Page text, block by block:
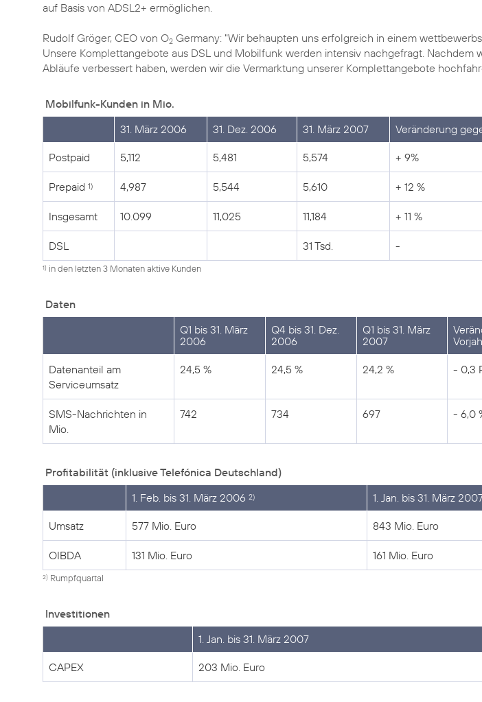
auf Basis von ADSL2+ ermöglichen.
Rudolf Gröger, CEO von O2 Germany: "Wir behaupten uns erfolgreich in einem
Unsere Komplettangebote aus DSL und Mobilfunk werden intensiv nachgefragt. Nachdem
Abläufe verbessert haben, werden wir die Vermarktung unserer Komplettangebote
Mobilfunk-Kunden in Mio.
31. März 2006
31. Dez. 2006 31. März 2007 Veränderung
Postpaid 5,112 5,481 5,574 + 9%
Prepaid 1) 4,987 5,544 5,610 + 12 %
Insgesamt 10.099 11,025 11,184 + 11 %
DSL 31 Tsd. -
1) in den letzten 3 Monaten aktive Kunden
Daten
Q1 bis 31. März
2006
Q4 bis 31. Dez.
2006
Q1 bis 31. März
2007
Datenanteil am
Serviceumsatz
24,5 % 24,5 % 24,2 % - 0,3
SMS-Nachrichten in
Mio.
742 734 697 - 6,0
Profitabilität (inklusive Telefónica Deutschland)
1. Feb. bis 31. März 2006 2) 1. Jan. bis 31. März
Umsatz 577 Mio. Euro 843 Mio. Euro
OIBDA 131 Mio. Euro 161 Mio. Euro
2) Rumpfquartal
Investitionen
1. Jan. bis 31. März 2007
CAPEX 203 Mio. Euro